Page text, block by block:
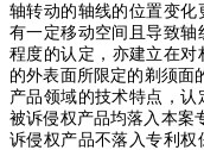
轴转动的轴线的位置变化
有一定移动空间且导致轴
程度的认定，亦建立在对
的外表面所限定的剃须面
产品领域的技术特点，
被诉侵权产品均落入本案
诉侵权产品不落入专利权